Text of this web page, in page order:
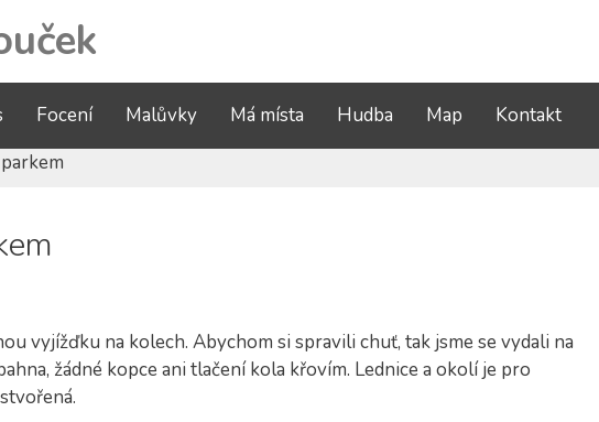
Focení Malůvky Má místa Hudba Map
Kontakt
vyjížďku na kolech. Abychom si spravili chuť, tak jsme se vydali na
žádné kopce ani tlačení kola křovím. Lednice a okolí je pro